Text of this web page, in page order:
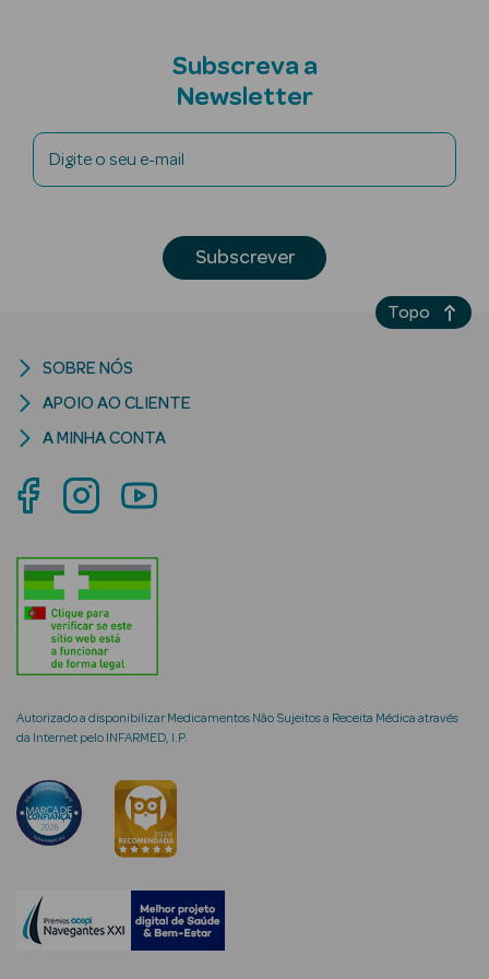
Ver Tudo
Águas de
Ver Tudo
Coffrets
Coffrets de
Mulher
Coffrets de
Homem
Subscreva a
Newsletter
Digite o seu e-mail
Subscrever
Autorizado a disponibilizar Medicamentos Não Sujeitos a Receita Médica através
da Internet pelo INFARMED, I.P.
SOBRE NÓS
APOIO AO CLIENTE
A MINHA CONTA
Topo